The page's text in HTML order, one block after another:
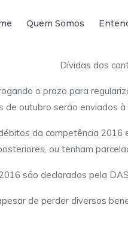
Quem Somos
Dívidas dos
o prazo para
outubro serão enviados
da competência
ou tenham
são declarados pela
de perder diversos